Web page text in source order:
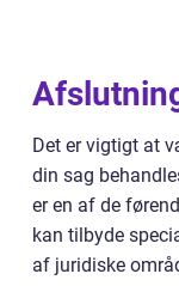
Det er vigtigt at
din sag
er en af de
kan tilbyde
af juridiske